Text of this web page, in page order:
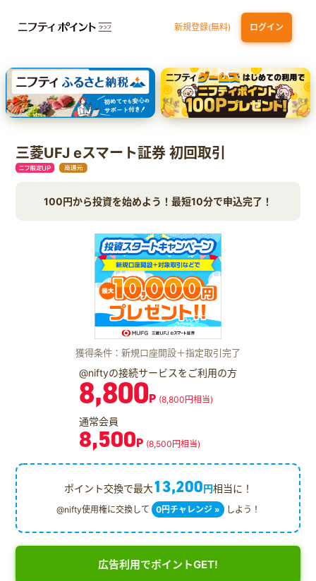
新規登録(無料) ログイン
dカード 九州カードNEXT JCB ORIGINAL SERIES：JCBカード S
三井住友カード ゴールド（NL）（家族カード発行）
【実質初月無料】DMM | Disney+(ディズニープラス) セットプラン
三菱UFJ eスマート証券 初回取引
100円から投資を始めよう！最短10分で申込完了！
獲得条件：新規口座開設＋指定取引完了
@niftyの接続サービスをご利用の方
8,800P (8,800円相当)
通常会員
8,500P (8,500円相当)
ポイント交換で最大13,200円相当に！
@nifty使用権に交換して 0円チャレンジ » しよう！
広告利用でポイントGET!